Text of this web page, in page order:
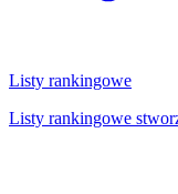
Listy rankingowe
Listy rankingowe